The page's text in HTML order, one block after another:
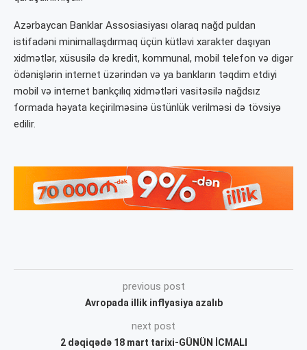
Azərbaycan Banklar Assosiasiyası olaraq nağd puldan
istifadəni minimallaşdırmaq üçün kütləvi xarakter daşıyan
xidmətlər, xüsusilə də kredit, kommunal, mobil telefon və digər
ödənişlərin internet üzərindən və ya bankların təqdim etdiyi
mobil və internet bankçılıq xidmətləri vasitəsilə nağdsız
formada həyata keçirilməsinə üstünlük verilməsi də tövsiyə
edilir.
previous post
Avropada illik inflyasiya azalıb
next post
2 dəqiqədə 18 mart tarixi-GÜNÜN İCMALI